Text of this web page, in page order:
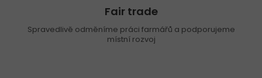
Fair trade
Spravedlivě odměníme práci farmářů a podporujeme
místní rozvoj